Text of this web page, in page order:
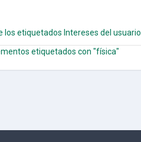
los etiquetados Intereses del usuario
etiquetados con "física"